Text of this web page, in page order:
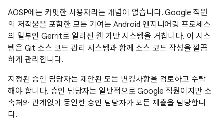
AOSP에는 커밋한 사용자라는 개념이 없습니다. Google 직원
의 저작물을 포함한 모든 기여는 Android 엔지니어링 프로세스
의 일부인 Gerrit로 알려진 웹 기반 시스템을 거칩니다. 이 시스
템은 Git 소스 코드 관리 시스템과 함께 소스 코드 작성을 깔끔
하게 관리합니다.
지정된 승인 담당자는 제안된 모든 변경사항을 검토하고 수락
해야 합니다. 승인 담당자는 일반적으로 Google 직원이지만 소
속처와 관계없이 동일한 승인 담당자가 모든 제출을 담당합니
다.